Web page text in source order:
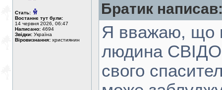
Стать:
Востаннє тут були:
14 червня 2026, 06:47
Написано: 4694
Звідки: Україна
Віровизнання: християнин
Братик
Я вважаю, що
людина
свого